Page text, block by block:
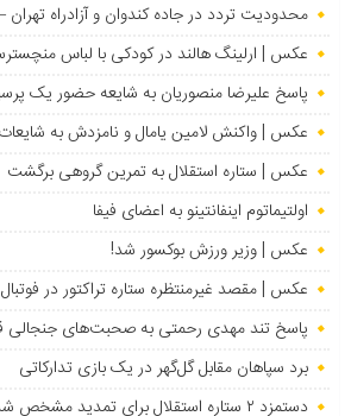
محدودیت تردد در جاده کندوان و آزادراه
عکس | ارلینگ هالند در کودکی با لباس
پاسخ علیرضا منصوریان به شایعه حضور یک
عکس | واکنش لامین یامال و نامزدش به
عکس | ستاره استقلال به تمرین گروهی برگشت
اولتیماتوم اینفانتینو به اعضای فیفا
عکس | وزیر ورزش بوکسور شد!
عکس | مقصد غیرمنتظره ستاره تراکتور در فوتبال
پاسخ تند مهدی رحمتی به صحبت‌های جنجالی
برد سپاهان مقابل گل‌گهر در یک بازی تدارکاتی
دستمزد ۲ ستاره استقلال برای تمدید مشخص شد